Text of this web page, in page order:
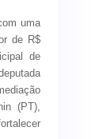
o
uma
de R$
de
(PT),